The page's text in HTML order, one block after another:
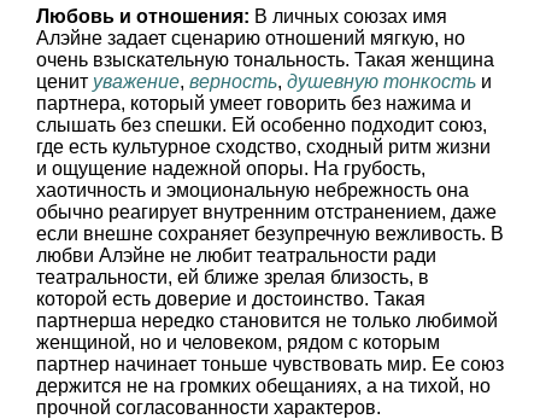
Любовь и отношения: В личных союзах имя
Алэйне задает сценарию отношений мягкую, но
очень взыскательную тональность. Такая женщина
ценит уважение, верность, душевную тонкость и
партнера, который умеет говорить без нажима и
слышать без спешки. Ей особенно подходит союз,
где есть культурное сходство, сходный ритм жизни
и ощущение надежной опоры. На грубость,
хаотичность и эмоциональную небрежность она
обычно реагирует внутренним отстранением, даже
если внешне сохраняет безупречную вежливость. В
любви Алэйне не любит театральности ради
театральности, ей ближе зрелая близость, в
которой есть доверие и достоинство. Такая
партнерша нередко становится не только любимой
женщиной, но и человеком, рядом с которым
партнер начинает тоньше чувствовать мир. Ее союз
держится не на громких обещаниях, а на тихой, но
прочной согласованности характеров.